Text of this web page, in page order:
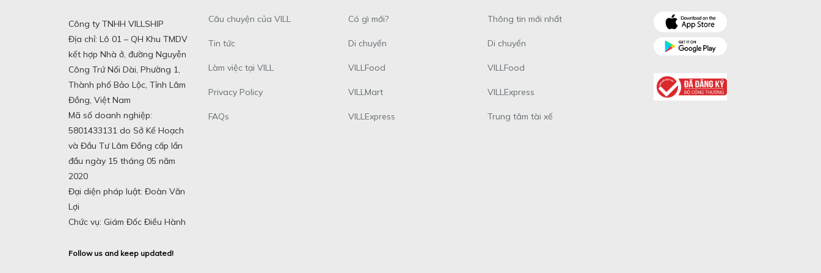
Công ty TNHH VILLSHIP
Địa chỉ: Lô 01 – QH Khu TMDV
kết hợp Nhà ở, đường Nguyễn
Công Trứ Nối Dài, Phường 1,
Thành phố Bảo Lộc, Tỉnh Lâm
Đồng, Việt Nam
Mã số doanh nghiệp:
5801433131 do Sở Kế Hoạch
và Đầu Tư Lâm Đồng cấp lần
đầu ngày 15 tháng 05 năm
2020
Đại diện pháp luật: Đoàn Văn
Lợi
Chức vụ: Giám Đốc Điều Hành
Follow us and keep updated!
Câu chuyện của VILL
Tin tức
Làm việc tại VILL
Privacy Policy
FAQs
Có gì mới?
Di chuyển
VILLFood
VILLMart
VILLExpress
Thông tin mới nhất
Di chuyển
VILLFood
VILLExpress
Trung tâm tài xế